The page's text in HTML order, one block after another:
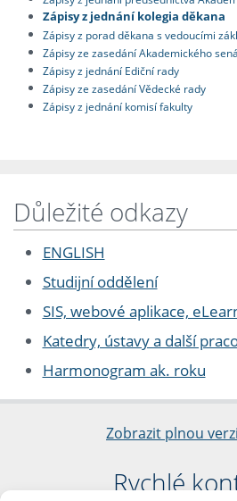
Zápisy z jednání kolegia děkana
Zápisy z porad děkana s vedoucími
Zápisy ze zasedání Akademického
Zápisy z jednání Ediční rady
Zápisy ze zasedání Vědecké rady
Zápisy z jednání komisí fakulty
Důležité odkazy
ENGLISH
Studijní oddělení
SIS, webové aplikace,
Katedry, ústavy a další
Harmonogram ak. roku
Zobrazit plnou
Rychlé